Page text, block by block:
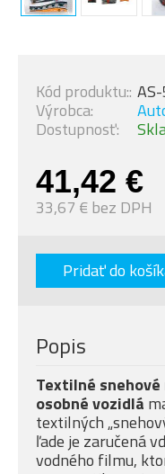
41,42 €
33,67 € bez DPH
Dostupnosť:
Výrobca:
Kód produktu::
Pridať do
Popis
Textilné
osobné vozidlá
textilných
ľade je zaručená
vodného filmu,